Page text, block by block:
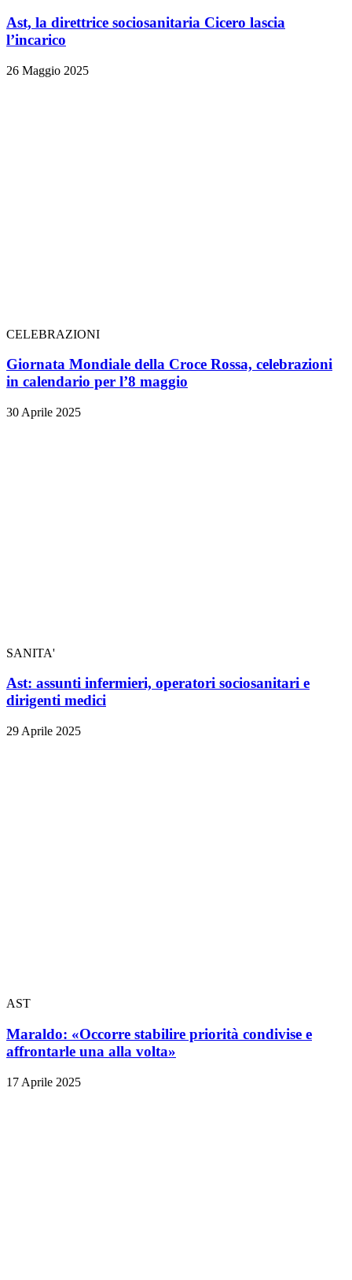
Ast, la direttrice sociosanitaria Cicero lascia
l’incarico
26 Maggio 2025
CELEBRAZIONI
Giornata Mondiale della Croce Rossa, celebrazioni
in calendario per l’8 maggio
30 Aprile 2025
SANITA'
Ast: assunti infermieri, operatori sociosanitari e
dirigenti medici
29 Aprile 2025
AST
Maraldo: «Occorre stabilire priorità condivise e
affrontarle una alla volta»
17 Aprile 2025